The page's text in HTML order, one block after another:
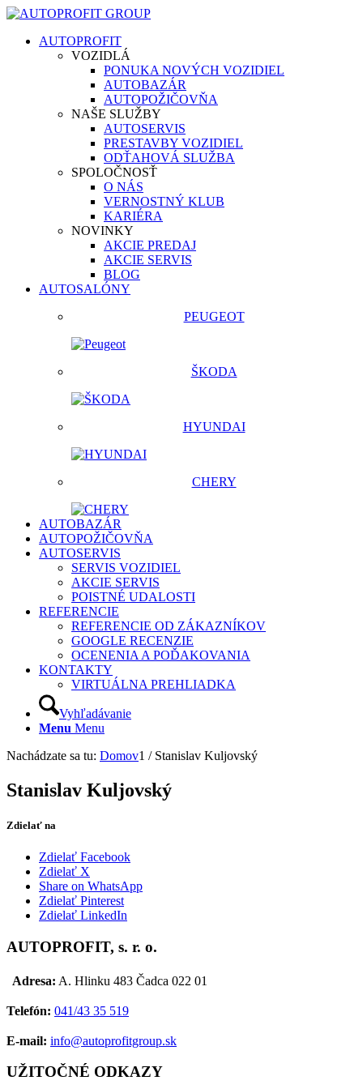
AUTOPROFIT
VOZIDLÁ
PONUKA NOVÝCH VOZIDIEL
AUTOBAZÁR
AUTOPOŽIČOVŇA
NAŠE SLUŽBY
AUTOSERVIS
PRESTAVBY VOZIDIEL
ODŤAHOVÁ SLUŽBA
SPOLOČNOSŤ
O NÁS
VERNOSTNÝ KLUB
KARIÉRA
NOVINKY
AKCIE PREDAJ
AKCIE SERVIS
BLOG
AUTOSALÓNY
PEUGEOT
ŠKODA
HYUNDAI
CHERY
AUTOBAZÁR
AUTOPOŽIČOVŇA
AUTOSERVIS
SERVIS VOZIDIEL
AKCIE SERVIS
POISTNÉ UDALOSTI
REFERENCIE
REFERENCIE OD ZÁKAZNÍKOV
GOOGLE RECENZIE
OCENENIA A POĎAKOVANIA
KONTAKTY
VIRTUÁLNA PREHLIADKA
Vyhľadávanie
Menu Menu
Nachádzate sa tu: Domov1 / Stanislav Kuljovský
Stanislav Kuljovský
Zdielať na
Zdielať Facebook
Zdielať X
Share on WhatsApp
Zdielať Pinterest
Zdielať LinkedIn
AUTOPROFIT, s. r. o.
Adresa: A. Hlinku 483 Čadca 022 01
Telefón: 041/43 35 519
E-mail: info@autoprofitgroup.sk
UŽITOČNÉ ODKAZY